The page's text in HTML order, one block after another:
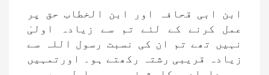
ابن ابی قحافہ اور ابن الخطاب حق پر
عمل کرنے کے لئے تم سے زیادہ اولیٰ
نہیں تھے تم ان کی نسبت رسول اللہ سے
زیادہ قریبی رشتہ رکھتے ہو۔ اورتمہیں